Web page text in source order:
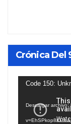
Crónica Del
Reproductor
vídeo
Code 150:
Descargar archivo: